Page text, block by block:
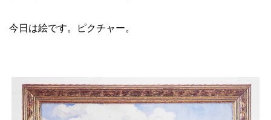
今日は絵です。ピクチャー。